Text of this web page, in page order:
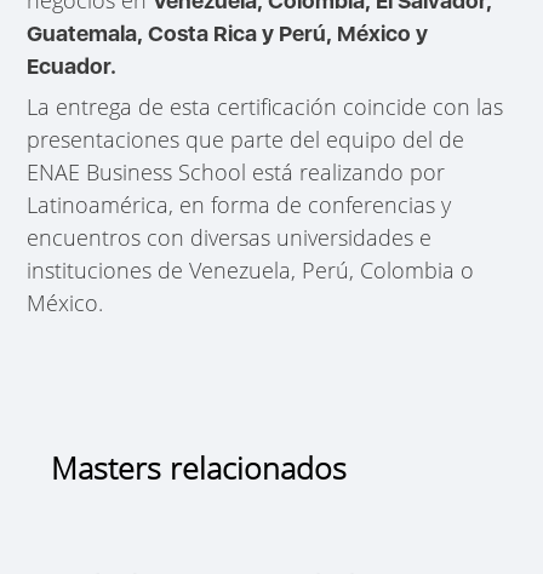
Guatemala, Costa Rica y Perú, México y
Ecuador.
La entrega de esta certificación coincide con las
presentaciones que parte del equipo del de
ENAE Business School está realizando por
Latinoamérica, en forma de conferencias y
encuentros con diversas universidades e
instituciones de Venezuela, Perú, Colombia o
México.
Masters relacionados